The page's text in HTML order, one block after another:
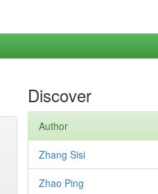
Discover
Author
Zhang Sisi
Zhao Ping